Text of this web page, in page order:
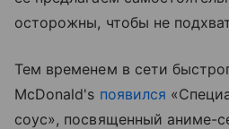
осторожны, чтобы не
Тем временем в сети
McDonald's появился
соус», посвященный аниме-